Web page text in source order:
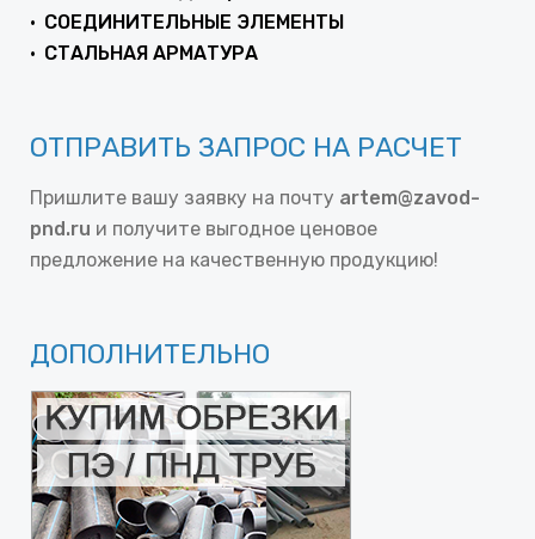
СОЕДИНИТЕЛЬНЫЕ ЭЛЕМЕНТЫ
СТАЛЬНАЯ АРМАТУРА
ОТПРАВИТЬ ЗАПРОС НА РАСЧЕТ
Пришлите вашу заявку на почту artem@zavod-
pnd.ru и получите выгодное ценовое
предложение на качественную продукцию!
ДОПОЛНИТЕЛЬНО